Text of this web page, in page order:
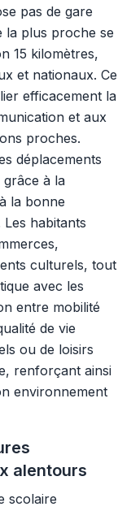
pas de gare
la plus proche se
15 kilomètres,
et nationaux. Ce
efficacement la
et aux
proches.
déplacements
grâce à la
la bonne
habitants
culturels, tout
avec les
entre mobilité
de vie
ou de loisirs
renforçant ainsi
environnement
alentours
scolaire